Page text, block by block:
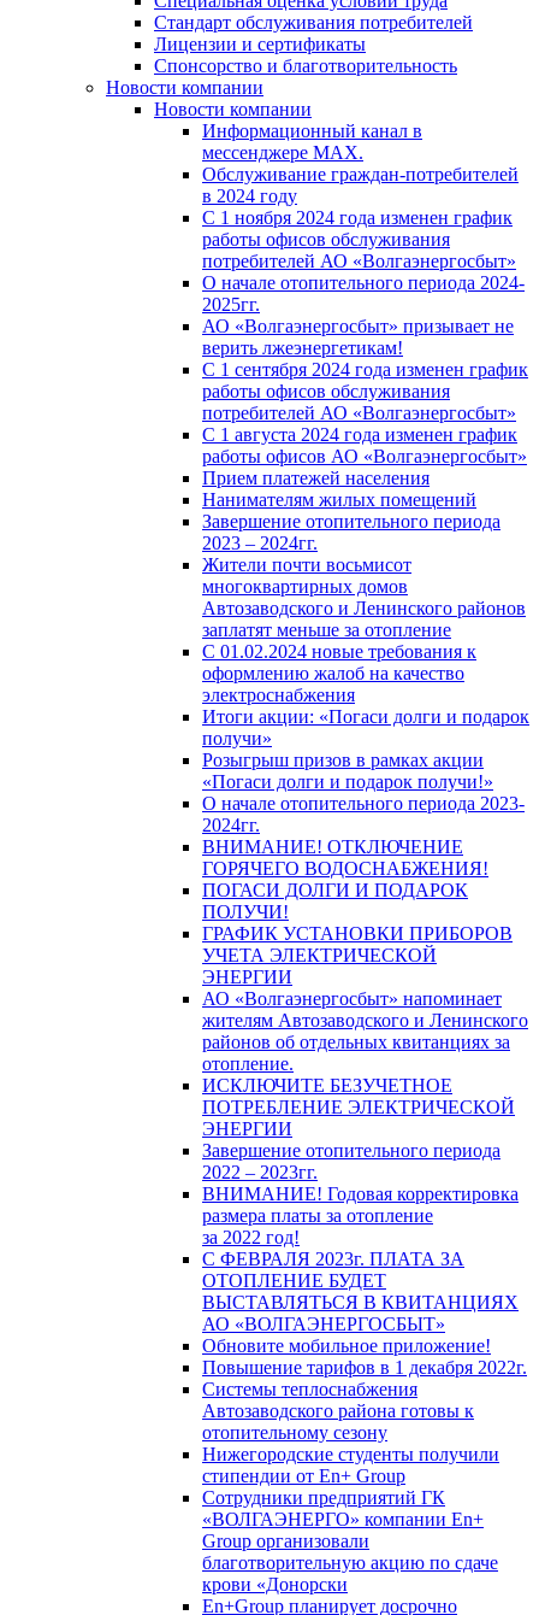
Стандарт обслуживания потребителей
Лицензии и сертификаты
Спонсорство и благотворительность
Новости компании
Новости компании
Информационный канал в
мессенджере MAX.
Обслуживание граждан-потребителей
в 2024 году
С 1 ноября 2024 года изменен график
работы офисов обслуживания
потребителей АО «Волгаэнергосбыт»
О начале отопительного периода 2024-
2025гг.
АО «Волгаэнергосбыт» призывает не
верить лжеэнергетикам!
С 1 сентября 2024 года изменен график
работы офисов обслуживания
потребителей АО «Волгаэнергосбыт»
С 1 августа 2024 года изменен график
работы офисов АО «Волгаэнергосбыт»
Прием платежей населения
Нанимателям жилых помещений
Завершение отопительного периода
2023 – 2024гг.
Жители почти восьмисот
многоквартирных домов
Автозаводского и Ленинского районов
заплатят меньше за отопление
С 01.02.2024 новые требования к
оформлению жалоб на качество
электроснабжения
Итоги акции: «Погаси долги и подарок
получи»
Розыгрыш призов в рамках акции
«Погаси долги и подарок получи!»
О начале отопительного периода 2023-
2024гг.
ВНИМАНИЕ! ОТКЛЮЧЕНИЕ
ГОРЯЧЕГО ВОДОСНАБЖЕНИЯ!
ПОГАСИ ДОЛГИ И ПОДАРОК
ПОЛУЧИ!
ГРАФИК УСТАНОВКИ ПРИБОРОВ
УЧЕТА ЭЛЕКТРИЧЕСКОЙ
ЭНЕРГИИ
АО «Волгаэнергосбыт» напоминает
жителям Автозаводского и Ленинского
районов об отдельных квитанциях за
отопление.
ИСКЛЮЧИТЕ БЕЗУЧЕТНОЕ
ПОТРЕБЛЕНИЕ ЭЛЕКТРИЧЕСКОЙ
ЭНЕРГИИ
Завершение отопительного периода
2022 – 2023гг.
ВНИМАНИЕ! Годовая корректировка
размера платы за отопление
за 2022 год!
С ФЕВРАЛЯ 2023г. ПЛАТА ЗА
ОТОПЛЕНИЕ БУДЕТ
ВЫСТАВЛЯТЬСЯ В КВИТАНЦИЯХ
АО «ВОЛГАЭНЕРГОСБЫТ»
Обновите мобильное приложение!
Повышение тарифов в 1 декабря 2022г.
Системы теплоснабжения
Автозаводского района готовы к
отопительному сезону
Нижегородские студенты получили
стипендии от En+ Group
Сотрудники предприятий ГК
«ВОЛГАЭНЕРГО» компании En+
Group организовали
благотворительную акцию по сдаче
крови «Донорски
En+Group планирует досрочно